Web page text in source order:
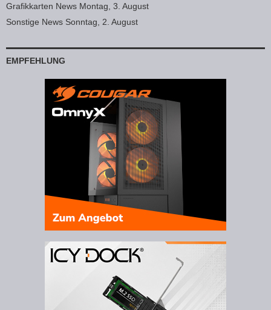
Grafikkarten News Montag, 3. August
Sonstige News Sonntag, 2. August
EMPFEHLUNG